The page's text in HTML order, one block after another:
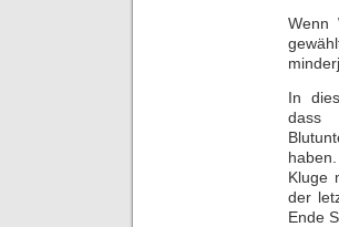
Wenn
In
dass
Kluge
der
Ende